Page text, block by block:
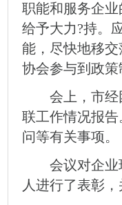
职能和服务企
给予大力?持。
能，尽快地移
协会参与到政
会上，市经团
联工作情况报
问等有关事项。
会议对企业现
人进行了表彰